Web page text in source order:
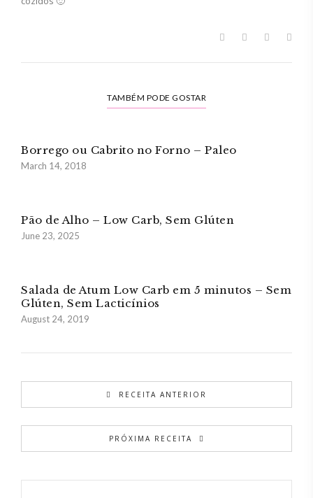
TAMBÉM PODE GOSTAR
Borrego ou Cabrito no Forno – Paleo
March 14, 2018
Pão de Alho – Low Carb, Sem Glúten
June 23, 2025
Salada de Atum Low Carb em 5 minutos – Sem
Glúten, Sem Lacticínios
August 24, 2019
RECEITA ANTERIOR
PRÓXIMA RECEITA